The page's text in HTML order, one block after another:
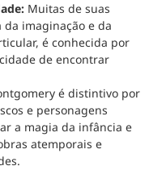
Muitas de suas
imaginação e da
é conhecida por
de encontrar
é distintivo por
e personagens
a magia da infância e
atemporais e